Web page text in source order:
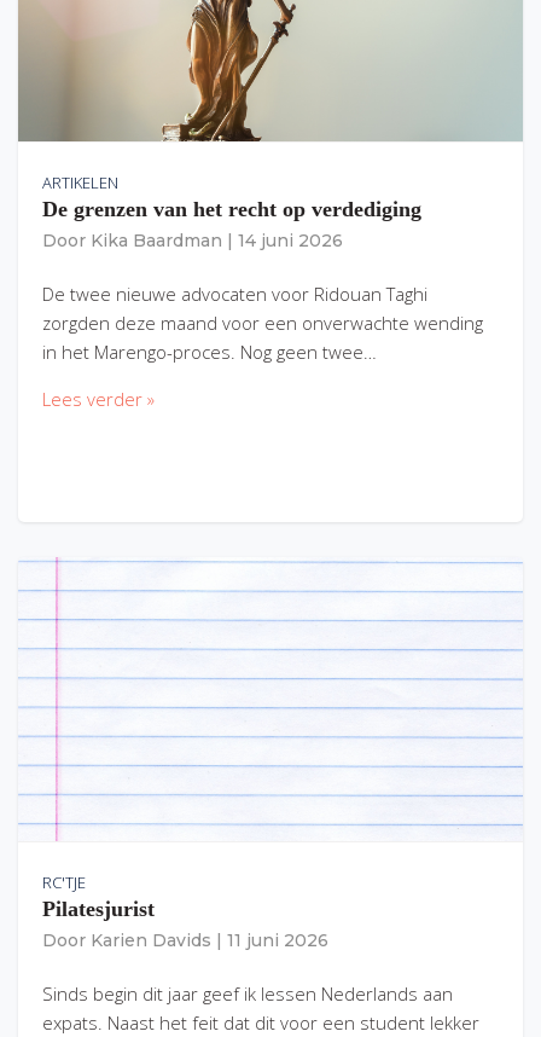
ARTIKELEN
De grenzen van het recht op verdediging
Door Kika Baardman 14 juni 2026
De twee nieuwe advocaten voor Ridouan Taghi
zorgden deze maand voor een onverwachte wending
in het Marengo-proces. Nog geen twee…
Lees verder »
RC'TJE
Pilatesjurist
Door Karien Davids 11 juni 2026
Sinds begin dit jaar geef ik lessen Nederlands aan
expats. Naast het feit dat dit voor een student lekker